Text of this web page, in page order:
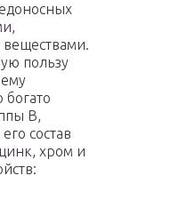
пользу
богато
В,
состав
хром и